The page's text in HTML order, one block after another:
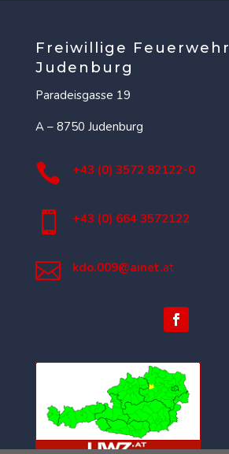
Freiwillige Feuerwehr
Judenburg
Paradeisgasse 19
A – 8750 Judenburg
 +43 (0) 3572 82122-0
 +43 (0) 664 3572122
 kdo.009@ainet.at